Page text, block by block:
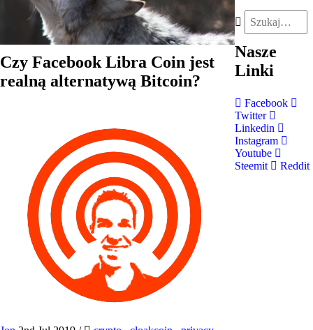
Czy Facebook Libra Coin jest
realną alternatywą Bitcoin?
Nasze
Linki
Facebook
Twitter
Linkedin
Instagram
Youtube
Steemit
Reddit